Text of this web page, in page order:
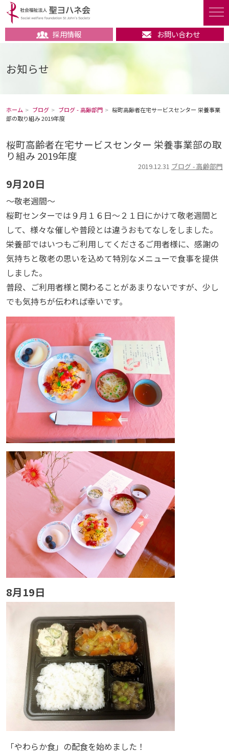
採用情報 お問い合わせ
お知らせ
ホーム ブログ ブログ - 高齢部門
桜町高齢者在宅サービスセンター 栄養事業
部の取り組み 2019年度
桜町高齢者在宅サービスセンター 栄養事業部の取
り組み 2019年度
2019.12.31 ブログ - 高齢部門
9月20日
～敬老週間～
桜町センターでは９月１６日～２１日にかけて敬老週間と
して、様々な催しや普段とは違うおもてなしをしました。
栄養部ではいつもご利用してくださるご用者様に、感謝の
気持ちと敬老の思いを込めて特別なメニューで食事を提供
しました。
普段、ご利用者様と関わることがあまりないですが、少し
でも気持ちが伝われば幸いです。
8月19日
「やわらか食」の配食を始めました！